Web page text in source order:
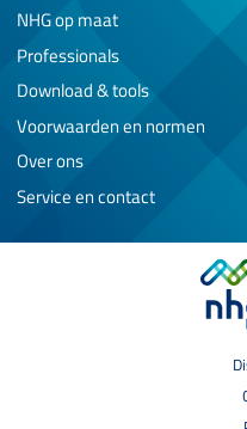
NHG op maat
Professionals
Download & tools
Voorwaarden en normen
Over ons
Service en contact